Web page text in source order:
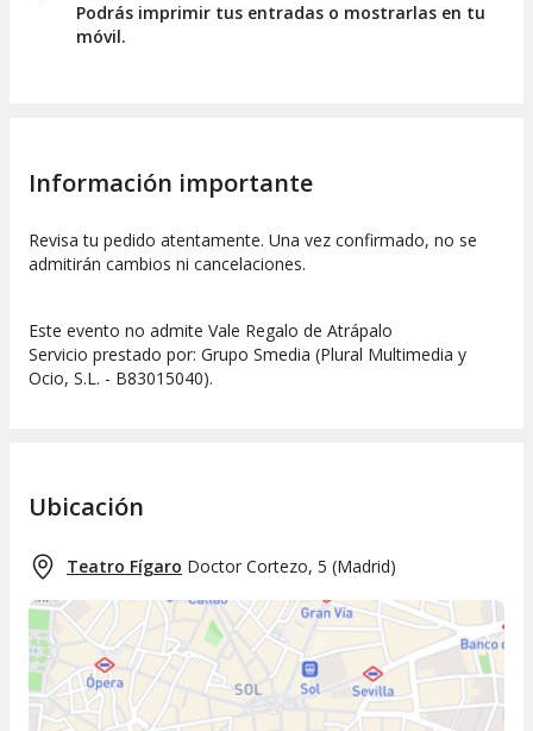
Podrás imprimir tus entradas o mostrarlas en tu
móvil.
Información importante
Revisa tu pedido atentamente. Una vez confirmado, no se
admitirán cambios ni cancelaciones.
Este evento no admite Vale Regalo de Atrápalo
Servicio prestado por: Grupo Smedia (Plural Multimedia y
Ocio, S.L. - B83015040).
Ubicación
Teatro Fígaro Doctor Cortezo, 5 (Madrid)